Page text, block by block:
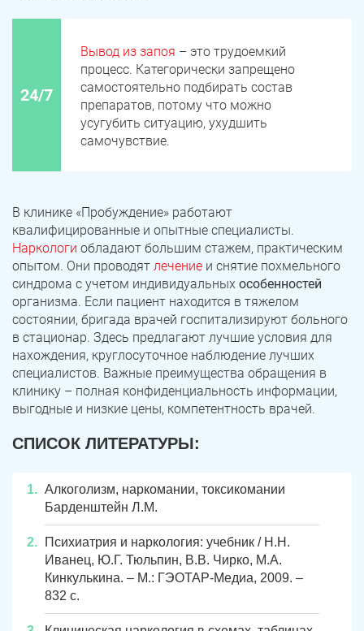
24/7
Вывод из запоя – это трудоемкий
процесс. Категорически запрещено
самостоятельно подбирать состав
препаратов, потому что можно
усугубить ситуацию, ухудшить
самочувствие.
В клинике «Пробуждение» работают
квалифицированные и опытные специалисты.
Наркологи обладают большим стажем, практическим
опытом. Они проводят лечение и снятие похмельного
синдрома с учетом индивидуальных особенностей
организма. Если пациент находится в тяжелом
состоянии, бригада врачей госпитализируют больного
в стационар. Здесь предлагают лучшие условия для
нахождения, круглосуточное наблюдение лучших
специалистов. Важные преимущества обращения в
клинику – полная конфиденциальность информации,
выгодные и низкие цены, компетентность врачей.
СПИСОК ЛИТЕРАТУРЫ:
Алкоголизм, наркомании, токсикомании
Барденштейн Л.M.
Психиатрия и наркология: учебник / Н.Н.
Иванец, Ю.Г. Тюльпин, В.В. Чирко, М.А.
Кинкулькина. – М.: ГЭОТАР-Медиа, 2009. –
832 с.